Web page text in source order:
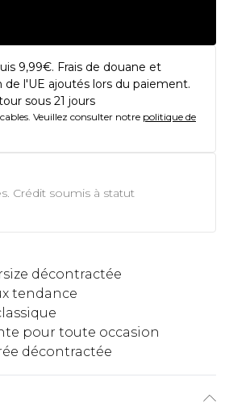
9,99€. Frais de douane et
l'UE ajoutés lors du paiement.
sous 21 jours
Veuillez consulter notre politique de
Crédit soumis à statut
décontractée
tendance
pour toute occasion
décontractée